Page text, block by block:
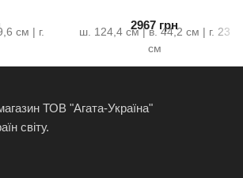
см | г.
2967 грн
ш. 124,4 см | в. 44,2 см | г. 23
см
ТОВ "Агата-Україна"
світу.